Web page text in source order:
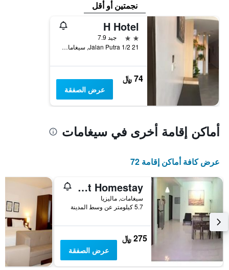
نجمتين أو أقل
H Hotel
2 نجمتين
جيد 7.9
21 Jalan Putra 1/2, سيغامات, ماليزيا
74 ﷼
عرض الصفقة
أماكن إقامة أخرى في سيغامات
عرض كافة أماكن إقامة 72
My Segamat Homestay
سيغامات, ماليزيا
5.7 كيلومتر عن وسط المدينة
275 ﷼
عرض الصفقة